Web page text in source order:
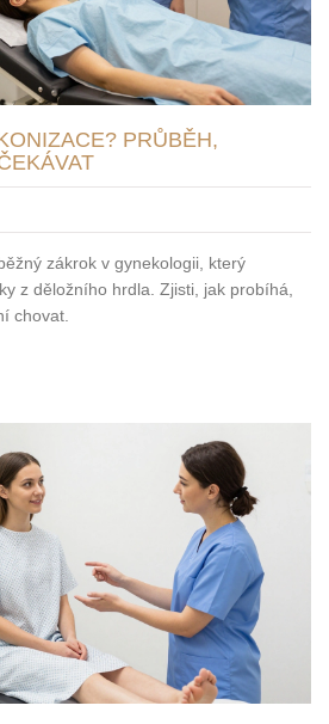
PRŮBĚH,
zákrok v gynekologii, který
z děložního hrdla. Zjisti, jak probíhá,
chovat.